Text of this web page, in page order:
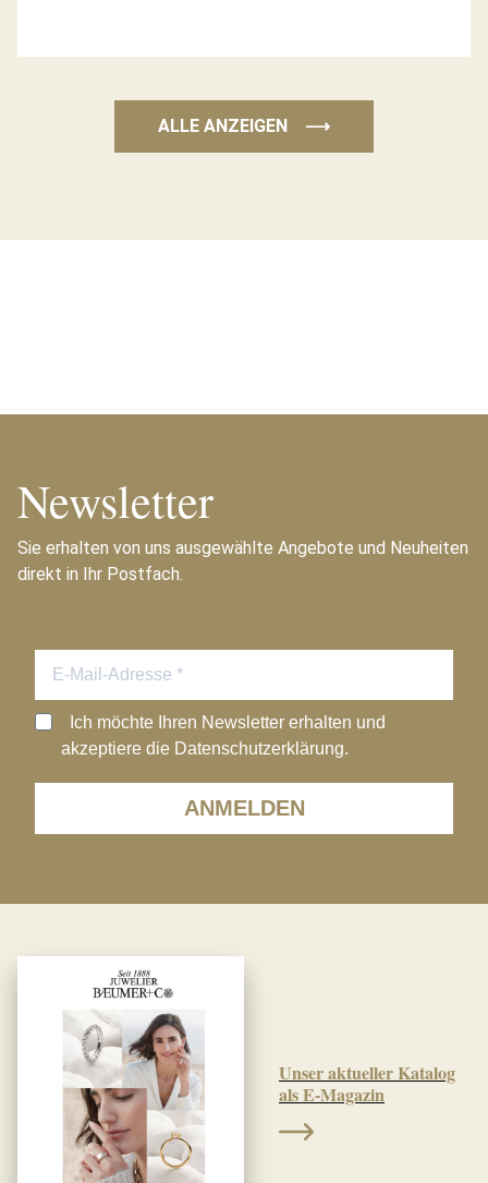
ALLE ANZEIGEN ⟶
Newsletter
Sie erhalten von uns ausgewählte Angebote und Neuheiten
direkt in Ihr Postfach.
ANMELDEN
Ich möchte Ihren Newsletter erhalten und
akzeptiere die Datenschutzerklärung.
Unser aktueller Katalog
als E-Magazin